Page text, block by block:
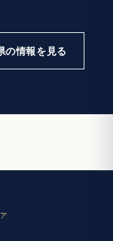
の情報を見る